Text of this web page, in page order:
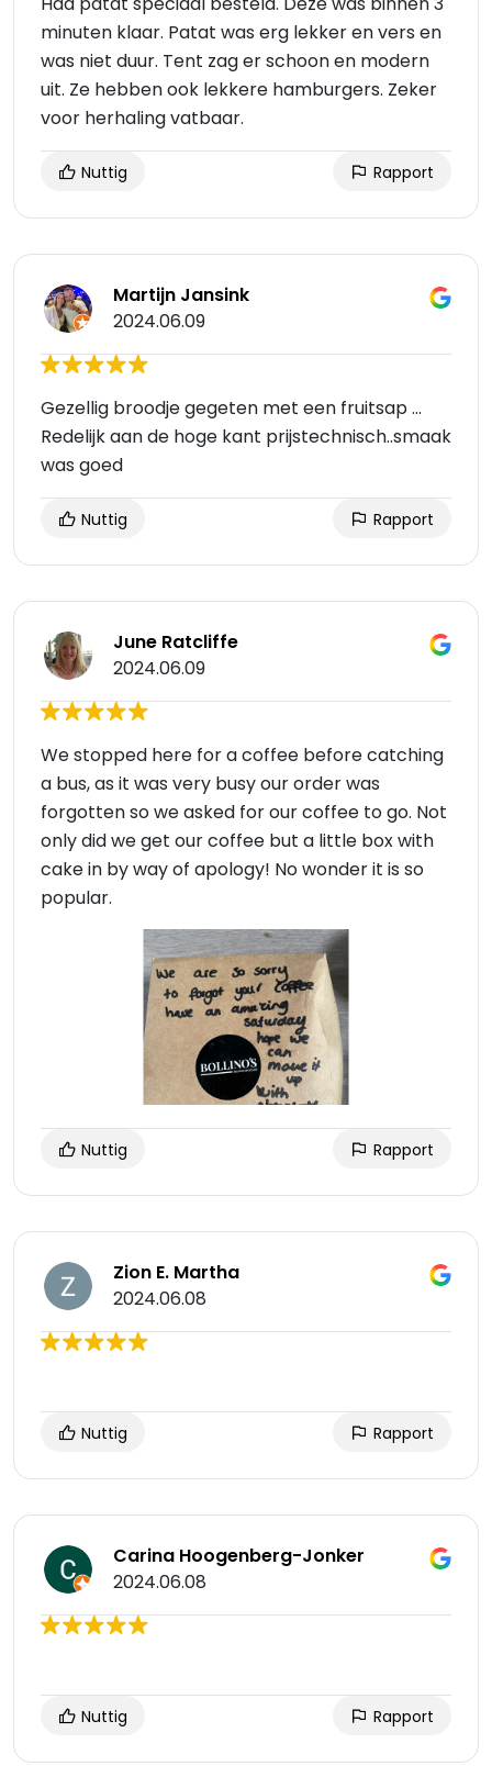
minuten klaar. Patat was erg lekker en vers en
was niet duur. Tent zag er schoon en modern
uit. Ze hebben ook lekkere hamburgers. Zeker
voor herhaling vatbaar.
Nuttig Rapport
Martijn Jansink
2024.06.09
Gezellig broodje gegeten met een fruitsap ...
Redelijk aan de hoge kant prijstechnisch..smaak
was goed
Nuttig Rapport
June Ratcliffe
2024.06.09
We stopped here for a coffee before catching
a bus, as it was very busy our order was
forgotten so we asked for our coffee to go. Not
only did we get our coffee but a little box with
cake in by way of apology! No wonder it is so
popular.
Nuttig Rapport
Zion E. Martha
2024.06.08
Nuttig Rapport
Carina Hoogenberg-Jonker
2024.06.08
Nuttig Rapport